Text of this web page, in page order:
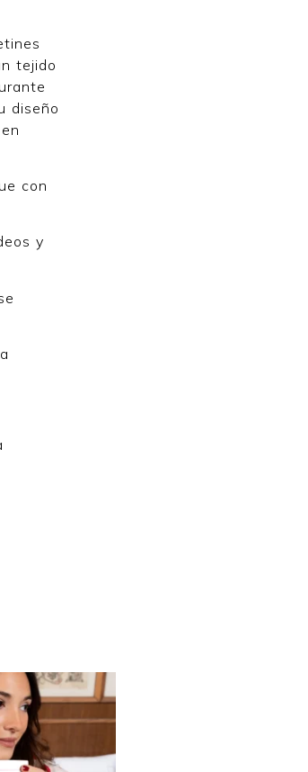
tejido
diseño
con
y